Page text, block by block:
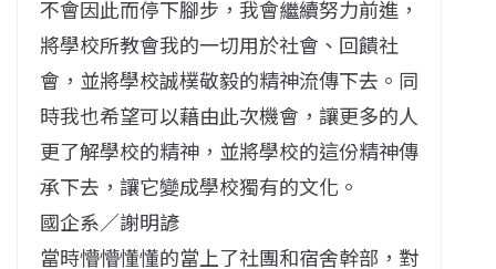
不會因此而停下腳步，我會繼續努力前進，
將學校所教會我的一切用於社會、回饋社
會，並將學校誠樸敬毅的精神流傳下去。同
時我也希望可以藉由此次機會，讓更多的人
更了解學校的精神，並將學校的這份精神傳
承下去，讓它變成學校獨有的文化。
國企系／謝明諺
當時懵懵懂懂的當上了社團和宿舍幹部，對